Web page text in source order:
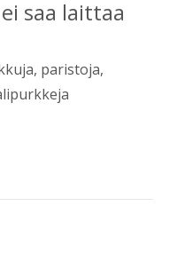
saa laittaa
paristoja,